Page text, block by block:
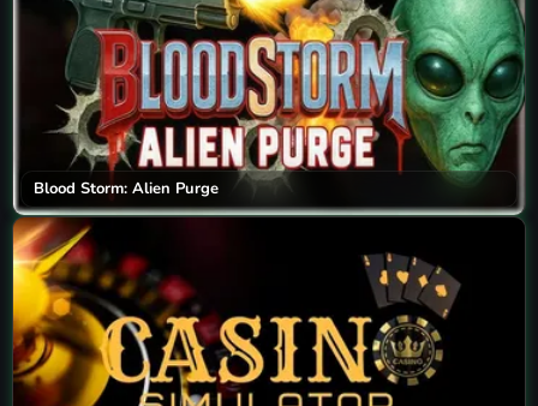
Blood Storm: Alien Purge